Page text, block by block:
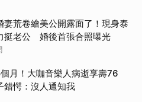
妻荒卷繪美公開露面了！現身泰
挺老公 婚後首張合照曝光
月！大咖音樂人病逝享壽76
愕：沒人通知我